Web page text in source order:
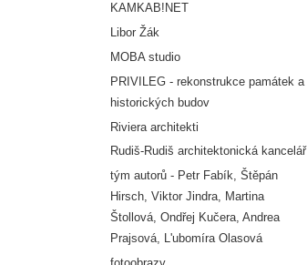
KAMKAB!NET
Libor Žák
MOBA studio
PRIVILEG - rekonstrukce památek a
historických budov
Riviera architekti
Rudiš-Rudiš architektonická kancelář
tým autorů - Petr Fabík, Štěpán
Hirsch, Viktor Jindra, Martina
Štollová, Ondřej Kučera, Andrea
Prajsová, L'ubomíra Olasová